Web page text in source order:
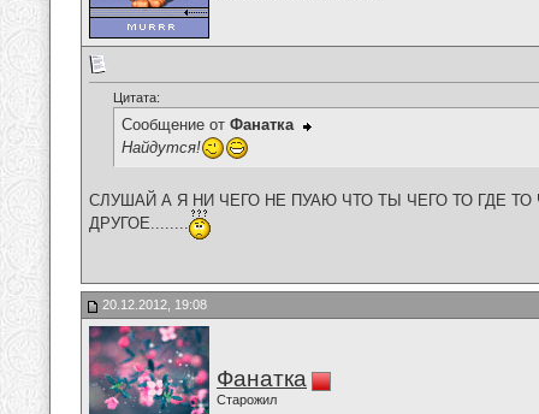
Цитата:
Сообщение от Фанатка
Найдутся!
СЛУШАЙ А Я НИ ЧЕГО НЕ ПУАЮ ЧТО ТЫ ЧЕГО ТО ГДЕ
ДРУГОЕ........
20.12.2012, 19:08
Фанатка
Старожил